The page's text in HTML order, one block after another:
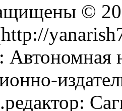
©
Автономная